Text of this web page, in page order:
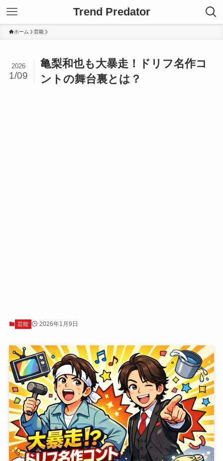
Trend Predator
ホーム 芸能
亀梨和也も大暴走！ドリフ名作コ
ントの舞台裏とは？
2026
1/09
芸能 2026年1月9日